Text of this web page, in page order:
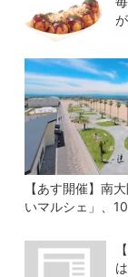
【あす開催】南
いマルシェ」、
「たこ飯」のふ
ズ縁日も